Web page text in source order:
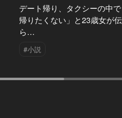
デート帰り、タクシーの中
帰りたくない」と23歳女が
ら…
#小説